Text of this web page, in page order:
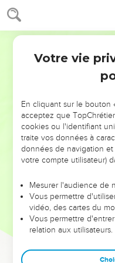
NE MANQUEZ
DE
ET SI LEURS
leur foi ou leur vision.
et les saisons difficiles
sont elles
Dans cette conférence,
clés pour avancer avec
Votre vie
En cliquant sur le bouton
acceptez que
cookies ou l'identifiant
traite vos données à
données de navigation
votre compte utilisateur)
Mesurer l'audience de
Vous permettre
vidéo, des cartes du
Vous permettre
relation aux utilisateurs.